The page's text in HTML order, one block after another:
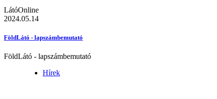
LátóOnline
2024.05.14
FöldLátó - lapszámbemutató
FöldLátó - lapszámbemutató
Hírek